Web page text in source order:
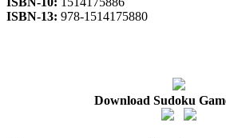
ISBN-13: 978-1514175880
Download Sudoku